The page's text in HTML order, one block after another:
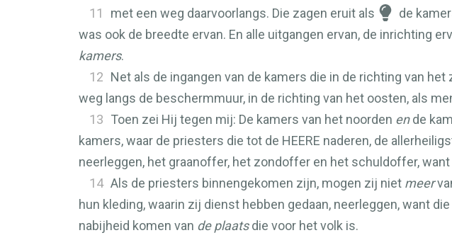
11
met een weg daarvoorlangs. Die zagen eruit als
de
was ook de breedte ervan. En alle uitgangen ervan, de inrichting
kamers.
12 Net als de ingangen van de kamers die in de richting van
weg langs de beschermmuur, in de richting van het oosten, als
13 Toen zei Hij tegen mij: De kamers van het noorden ende
kamers, waar de priesters die tot de HEERE naderen, de
neerleggen, het graanoffer, het zondoffer en het schuldoffer,
14 Als de priesters binnengekomen zijn, mogen zij niet meer
hun kleding, waarin zij dienst hebben gedaan, neerleggen, want
nabijheid komen van de plaatsdie voor het volk is.